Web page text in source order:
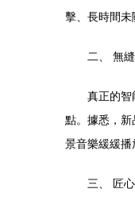
擊、長時間未
二、 無
真正的智
點。據悉，
景音樂緩緩播
三、 匠